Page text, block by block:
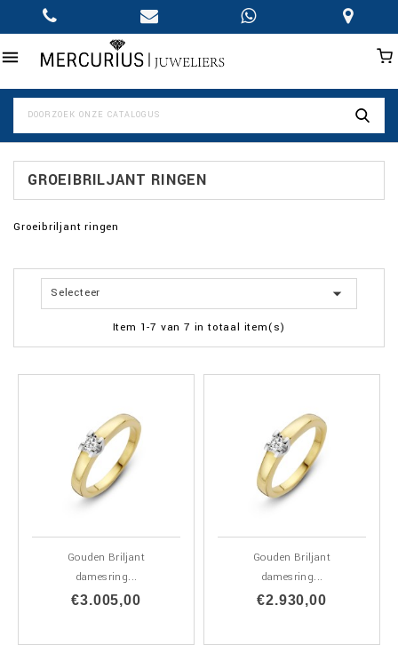

GROEIBRILJANT RINGEN
Groeibriljant ringen
Selecteer 
Item 1-7 van 7 in totaal item(s)
Gouden Briljant
damesring...
€3.005,00
Gouden Briljant
damesring...
€2.930,00